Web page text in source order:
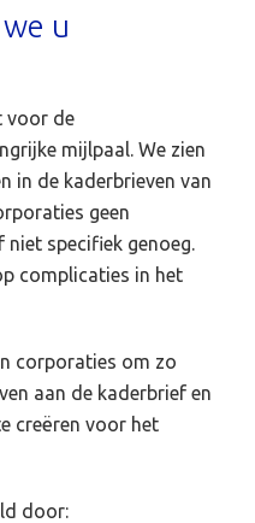
u
voor de
mijlpaal. We zien
in de kaderbrieven van
geen
specifiek genoeg.
complicaties in het
corporaties om zo
aan de kaderbrief en
creëren voor het
door: